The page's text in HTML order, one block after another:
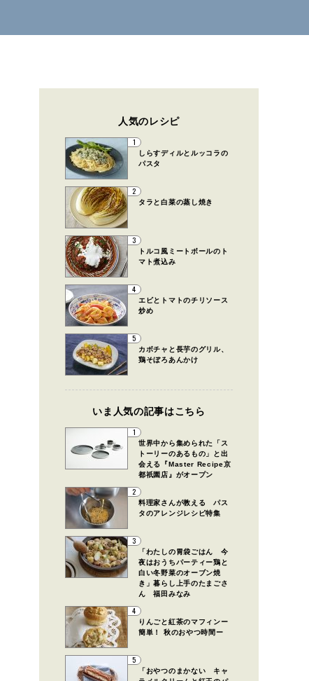
人気のレシピ
1
しらすディルとルッコラの
パスタ
2
タラと白菜の蒸し焼き
3
トルコ風ミートボールのト
マト煮込み
4
エビとトマトのチリソース
炒め
5
カボチャと長芋のグリル、
鶏そぼろあんかけ
いま人気の記事はこちら
1
世界中から集められた「ス
トーリーのあるもの」と出
会える『Master Recipe京
都祇園店』がオープン
2
料理家さんが教える パス
タのアレンジレシピ特集
3
「わたしの胃袋ごはん 今
夜はおうちパーティー鶏と
白い冬野菜のオーブン焼
き」暮らし上手のたまごさ
ん 福田みなみ
4
りんごと紅茶のマフィンー
簡単！ 秋のおやつ時間ー
5
「おやつのまかない キャ